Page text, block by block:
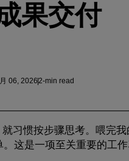
果交付
06, 20262-min read
习惯按步骤思考。喂完
这是一项至关重要的工